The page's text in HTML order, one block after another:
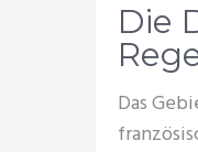
Die
Das